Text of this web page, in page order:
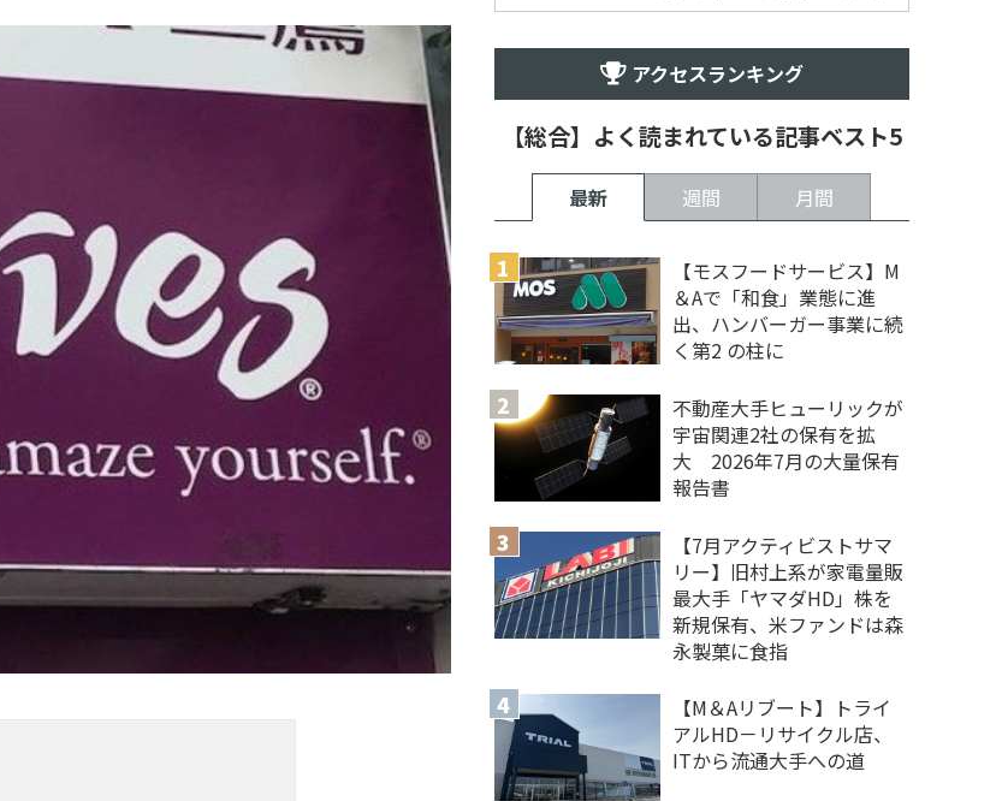
アクセスランキング
【総合】よく読まれている記事ベスト5
最新 週間 月間
【モスフードサービス】M
＆Aで「和食」業態に進
出、ハンバーガー事業に続
く第2 の柱に
不動産大手ヒューリックが
宇宙関連2社の保有を拡
大 2026年7月の大量保有
報告書
【7月アクティビストサマ
リー】旧村上系が家電量販
最大手「ヤマダHD」株を
新規保有、米ファンドは森
永製菓に食指
【M＆Aリブート】トライ
アルHD－リサイクル店、
ITから流通大手への道